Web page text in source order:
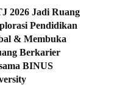
2026 Jadi Ruang
Pendidikan
& Membuka
Berkarier
BINUS